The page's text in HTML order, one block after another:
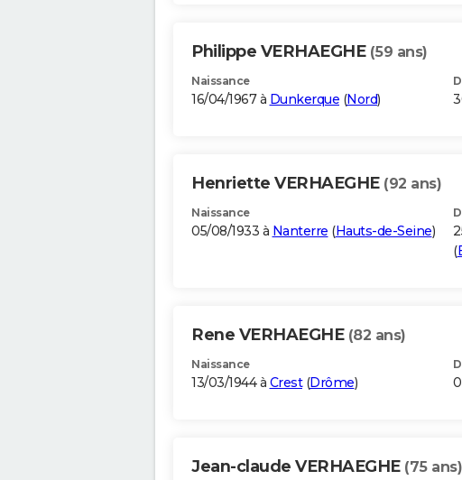
Philippe VERHAEGHE (59 ans)
Naissance
16/04/1967 à Dunkerque (Nord)
Henriette VERHAEGHE (92 ans)
Naissance
05/08/1933 à Nanterre (Hauts-de-Seine)
(
Rene VERHAEGHE (82 ans)
Naissance
13/03/1944 à Crest(Drôme)
Jean-claude VERHAEGHE (75 ans)